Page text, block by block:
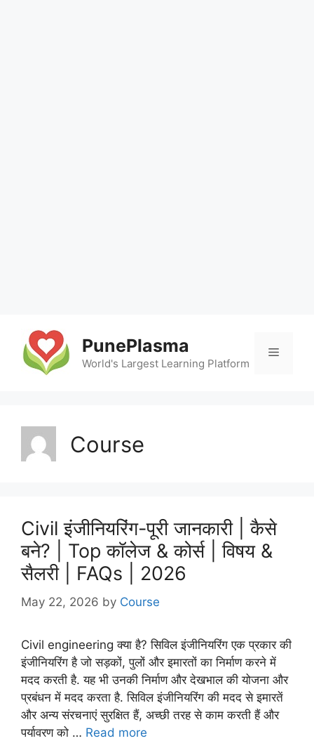
content
PunePlasma
World's Largest Learning Platform
Menu
Course
Civil इंजीनियरिंग-पूरी जानकारी | कैसे
बने? | Top कॉलेज & कोर्स | विषय &
सैलरी | FAQs | 2026
May 22, 2026 by Course
Civil engineering क्या है? सिविल इंजीनियरिंग एक प्रकार की
इंजीनियरिंग है जो सड़कों, पुलों और इमारतों का निर्माण करने में
मदद करती है. यह भी उनकी निर्माण और देखभाल की योजना और
प्रबंधन में मदद करता है. सिविल इंजीनियरिंग की मदद से इमारतें
और अन्य संरचनाएं सुरक्षित हैं, अच्छी तरह से काम करती हैं और
पर्यावरण को … Read more